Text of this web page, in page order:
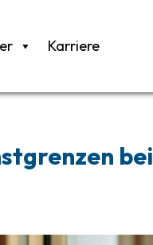
Karriere
bei